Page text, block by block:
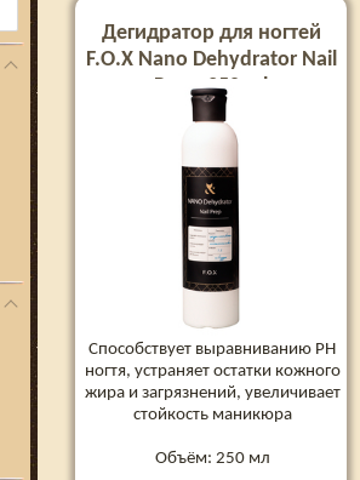
Дегидратор для ногтей
F.O.X Nano Dehydrator Nail
Prep, 250 ml
Способствует выравниванию РН
ногтя, устраняет остатки кожного
жира и загрязнений, увеличивает
стойкость маникюра
Объём: 250 мл